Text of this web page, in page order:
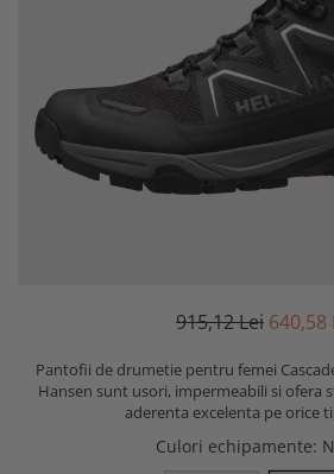
915,12 Lei 640,58
Pantofii de drumetie pentru femei
Hansen sunt usori, impermeabili si ofera
aderenta excelenta pe orice
Culori echipamente: